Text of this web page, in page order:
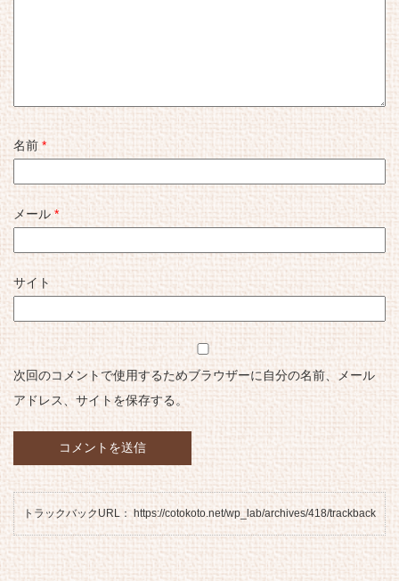
名前 *
メール*
サイト
次回のコメントで使用するためブラウザーに自分の名前、メール
アドレス、サイトを保存する。
トラックバックURL： https://cotokoto.net/wp_lab/archives/418/trackback